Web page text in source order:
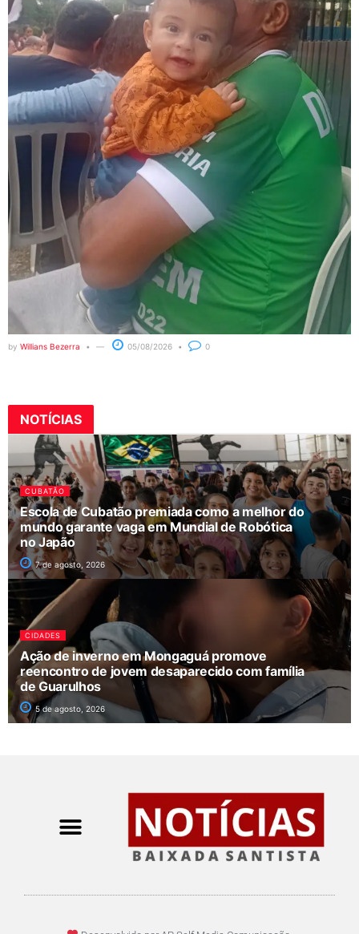
by Willians Bezerra 05/08/2026 0
NOTÍCIAS
CUBATÃO
Escola de Cubatão premiada como a melhor do
mundo garante vaga em Mundial de Robótica
no Japão
7 de agosto, 2026
CIDADES
Ação de inverno em Mongaguá promove
reencontro de jovem desaparecido com família
de Guarulhos
5 de agosto, 2026